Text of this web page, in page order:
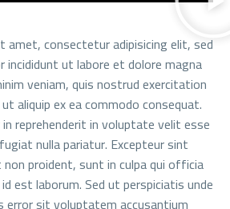
amet, consectetur adipisicing elit, sed
incididunt ut labore et dolore magna
veniam, quis nostrud exercitation
aliquip ex ea commodo consequat.
reprehenderit in voluptate velit esse
nulla pariatur. Excepteur sint
proident, sunt in culpa qui officia
est laborum. Sed ut perspiciatis unde
error sit voluptatem accusantium